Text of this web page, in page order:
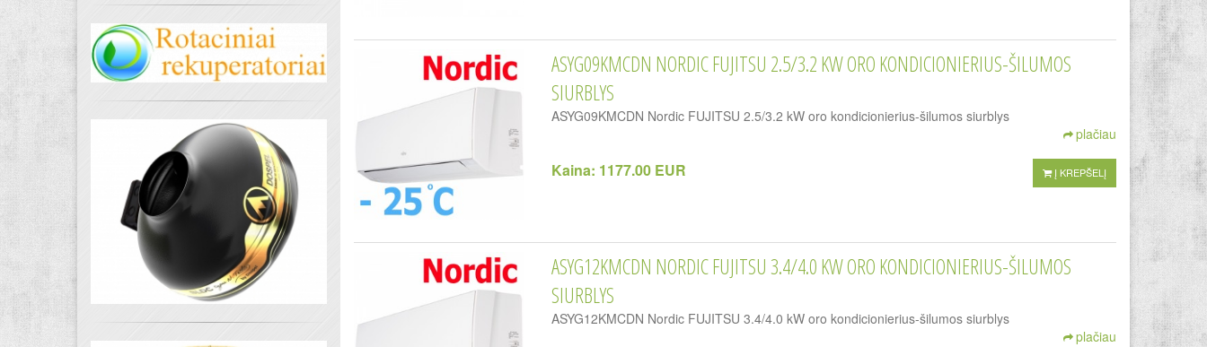
ASYG09KMCDN NORDIC FUJITSU 2.5/3.2 KW ORO KONDICIONIERIUS-ŠILUMOS
SIURBLYS
ASYG09KMCDN Nordic FUJITSU 2.5/3.2 kW oro kondicionierius-šilumos siurblys
plačiau
Kaina: 1177.00 EUR Į KREPŠELĮ
ASYG12KMCDN NORDIC FUJITSU 3.4/4.0 KW ORO KONDICIONIERIUS-ŠILUMOS
SIURBLYS
ASYG12KMCDN Nordic FUJITSU 3.4/4.0 kW oro kondicionierius-šilumos siurblys
plačiau